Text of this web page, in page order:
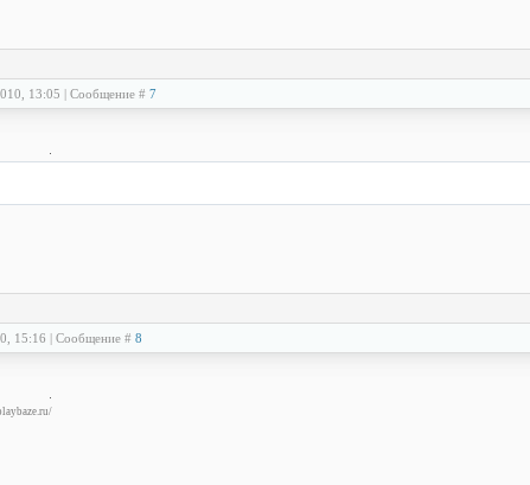
13:05 | Сообщение # 7
15:16 | Сообщение # 8